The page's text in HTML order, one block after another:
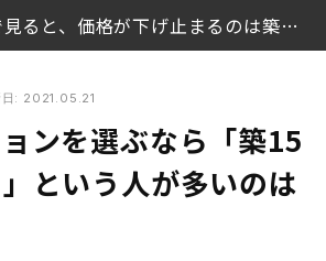
データで見ると、価格が下げ止まるのは築20年以降
購入では「価格の下げ止まり」に着目
くても売却前提で買うのが望ましい
日: 2021.05.21
ンを選ぶなら「築15
という人が多いのは